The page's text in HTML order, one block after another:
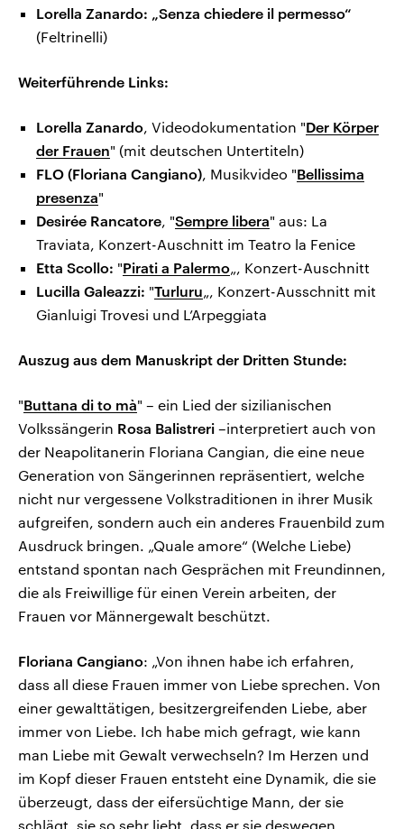
Lorella Zanardo: „Senza chiedere il permesso“
(Feltrinelli)
Weiterführende Links:
Lorella Zanardo, Videodokumentation "Der Körper
der Frauen" (mit deutschen Untertiteln)
FLO (Floriana Cangiano), Musikvideo "Bellissima
presenza"
Desirée Rancatore, "Sempre libera" aus: La
Traviata, Konzert-Auschnitt im Teatro la Fenice
Etta Scollo: "Pirati a Palermo„, Konzert-Auschnitt
Lucilla Galeazzi: "Turluru„, Konzert-Ausschnitt mit
Gianluigi Trovesi und L’Arpeggiata
Auszug aus dem Manuskript der Dritten Stunde:
"Buttana di to mà" – ein Lied der sizilianischen
Volkssängerin Rosa Balistreri –interpretiert auch von
der Neapolitanerin Floriana Cangian, die eine neue
Generation von Sängerinnen repräsentiert, welche
nicht nur vergessene Volkstraditionen in ihrer Musik
aufgreifen, sondern auch ein anderes Frauenbild zum
Ausdruck bringen. „Quale amore“ (Welche Liebe)
entstand spontan nach Gesprächen mit Freundinnen,
die als Freiwillige für einen Verein arbeiten, der
Frauen vor Männergewalt beschützt.
Floriana Cangiano: „Von ihnen habe ich erfahren,
dass all diese Frauen immer von Liebe sprechen. Von
einer gewalttätigen, besitzergreifenden Liebe, aber
immer von Liebe. Ich habe mich gefragt, wie kann
man Liebe mit Gewalt verwechseln? Im Herzen und
im Kopf dieser Frauen entsteht eine Dynamik, die sie
überzeugt, dass der eifersüchtige Mann, der sie
schlägt, sie so sehr liebt, dass er sie deswegen